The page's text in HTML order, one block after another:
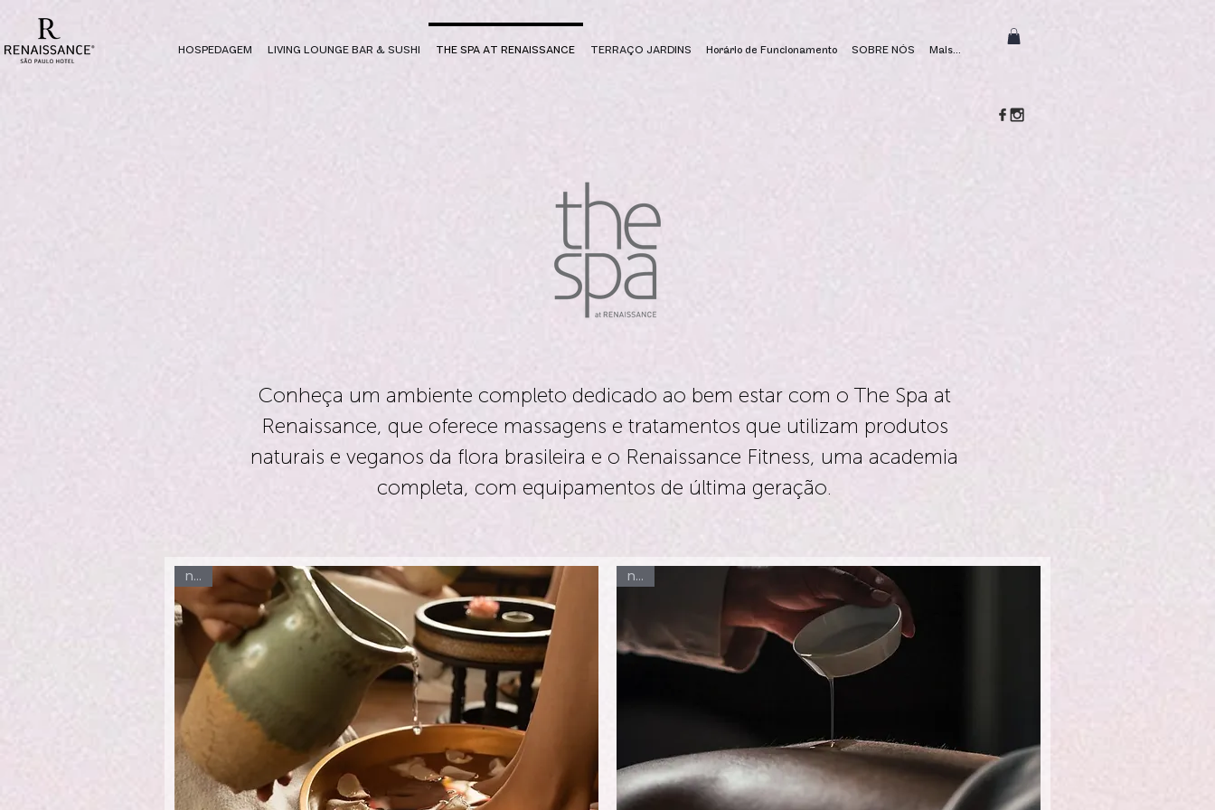
HOSPEDAGEM LIVING LOUNGE BAR & SUSHI THE SPA AT RENAISSANCE TERRAÇO JARDINS Horário de Funcionamento SOBRE NÓS Mais...
Conheça um ambiente completo dedicado ao bem estar com o The Spa at
Renaissance, que oferece massagens e tratamentos que utilizam produtos
naturais e veganos da flora brasileira e o Renaissance Fitness, uma academia
completa, com equipamentos de última geração.
new new